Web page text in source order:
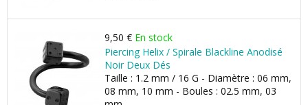
9,50 € En stock
Piercing Helix / Spirale Blackline Anodisé
Noir Deux Dés
Taille : 1.2 mm / 16 G - Diamètre : 06 mm,
08 mm, 10 mm - Boules : 02.5 mm, 03